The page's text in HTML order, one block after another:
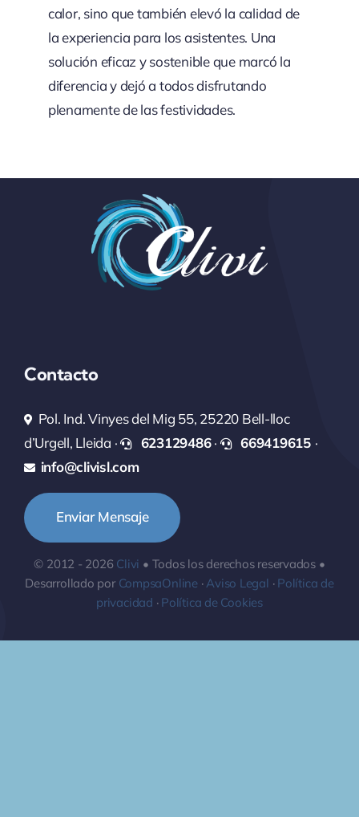
calor, sino que también elevó la calidad de
la experiencia para los asistentes. Una
solución eficaz y sostenible que marcó la
diferencia y dejó a todos disfrutando
plenamente de las festividades.
Contacto
Pol. Ind. Vinyes del Mig 55, 25220 Bell-lloc
d’Urgell, Lleida ·
623129486· 669419615 ·
info@clivisl.com
Enviar Mensaje
© 2012 - 2026 Clivi • Todos los derechos reservados •
Desarrollado por CompsaOnline·Aviso Legal · Política de
privacidad · Política de Cookies